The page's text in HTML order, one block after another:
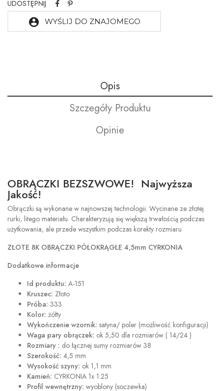
UDOSTĘPNIJ
account_circle WYŚLIJ DO ZNAJOMEGO
Opis
Szczegóły Produktu
Opinie
OBRĄCZKI BEZSZWOWE! Najwyższa
Jakość!
Obrączki są wykonane w najnowszej technologii. Wycinane ze złotej
rurki, litego materiału. Charakteryzują się większą trwałością podczas
użytkowania, ale przede wszystkim podczas korekty rozmiaru
ZŁOTE 8K OBRĄCZKI PÓŁOKRĄGŁE 4,5mm CYRKONIA
Dodatkowe informacje
Id produktu: A-151
Kruszec: Złoto
Próba: 333
Kolor: żółty
Wykończenie wzornik: satyna/ poler (możliwość konfiguracji)
Waga pary obrączek: ok 5,50 dla rozmiarów ( 14/24 )
Rozmiary : do łącznej sumy rozmiarów 38
Szerokość: 4,5 mm
Wysokość szyny: ok 1,1 mm
Kamień: CYRKONIA 1x 1.25
Profil wewnętrzny: wyoblony (soczewka)